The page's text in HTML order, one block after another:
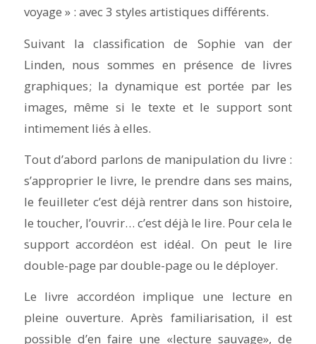
voyage » : avec 3 styles artistiques différents.
Suivant la classification de Sophie van der
Linden, nous sommes en présence de livres
graphiques ; la dynamique est portée par les
images, même si le texte et le support sont
intimement liés à elles.
Tout d’abord parlons de manipulation du livre :
s’approprier le livre, le prendre dans ses mains,
le feuilleter c’est déjà rentrer dans son histoire,
le toucher, l’ouvrir… c’est déjà le lire. Pour cela le
support accordéon est idéal. On peut le lire
double-page par double-page ou le déployer.
Le livre accordéon implique une lecture en
pleine ouverture. Après familiarisation, il est
possible d’en faire une «lecture sauvage», de